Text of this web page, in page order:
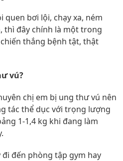
quen bơi lội, chạy xa, ném
thì đây chính là một trong
thắng bệnh tật, thật
vú?
chị em bị ung thư vú nên
tác thể dục với trọng lượng
1-1,4 kg khi đang làm
đi đến phòng tập gym hay